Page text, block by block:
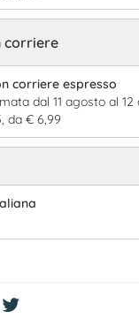
corriere
corriere espresso
dal 11 agosto al
da € 6,99